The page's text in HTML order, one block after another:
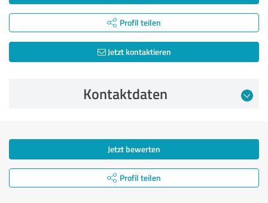
Profil teilen
Jetzt kontaktieren
Kontaktdaten
Jetzt bewerten
Profil teilen